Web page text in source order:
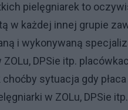
pielęgniarek to
w każdej innej grupie
i wykonywaną
DPSie itp.
choćby sytuacja gdy
w ZOLu, DPSie